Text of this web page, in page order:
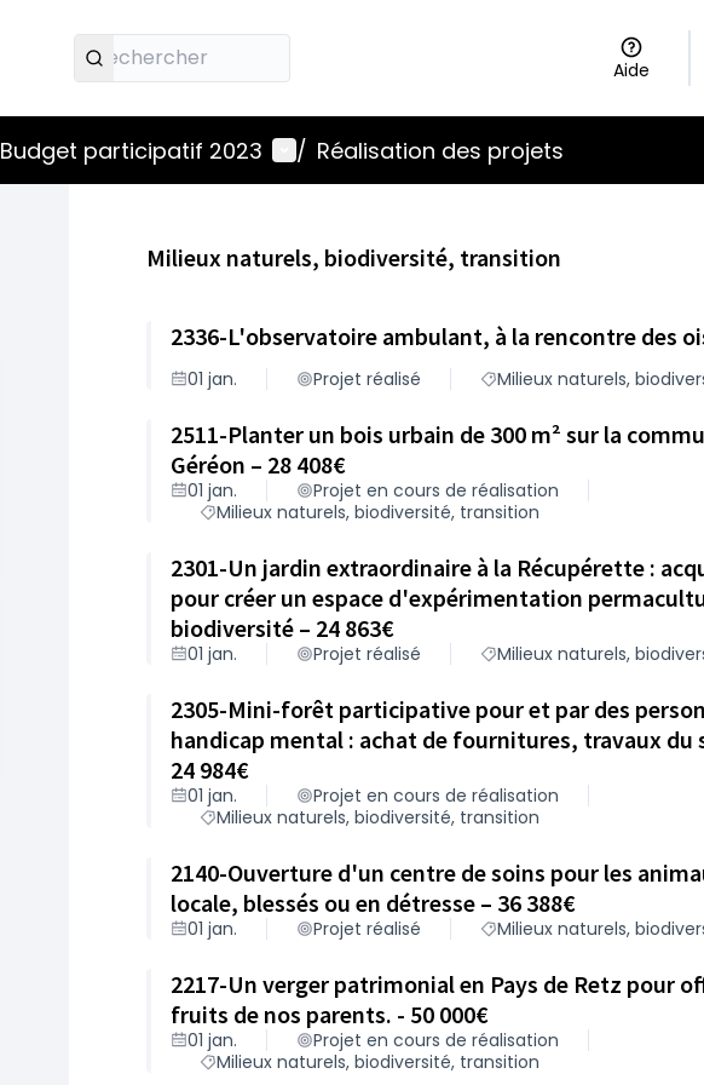
Aide
Budget participatif 2023 Menu utilisateur
/ Réalisation des projets
Milieux naturels, biodiversité, transition
2336-L'observatoire ambulant, à la rencontre des
01 jan. Projet réalisé Milieux naturels,
2511-Planter un bois urbain de 300 m² sur la
Géréon – 28 408€
01 jan.
Projet en cours de réalisation
Milieux naturels, biodiversité, transition
2301-Un jardin extraordinaire à la Récupérette :
pour créer un espace d'expérimentation
biodiversité – 24 863€
01 jan. Projet réalisé Milieux naturels,
2305-Mini-forêt participative pour et par des
handicap mental : achat de fournitures, travaux du
24 984€
01 jan.
Projet en cours de réalisation
Milieux naturels, biodiversité, transition
2140-Ouverture d'un centre de soins pour les
locale, blessés ou en détresse – 36 388€
01 jan. Projet réalisé Milieux naturels,
2217-Un verger patrimonial en Pays de Retz pour
fruits de nos parents. - 50 000€
01 jan.
Projet en cours de réalisation
Milieux naturels, biodiversité, transition